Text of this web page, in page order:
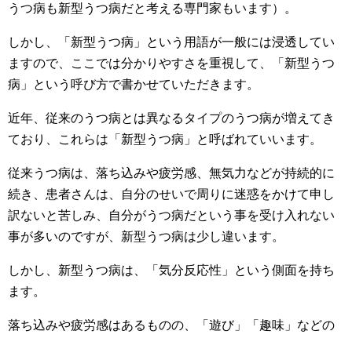
うつ病も新型うつ病だと考える専門家もいます）。
しかし、「新型うつ病」という用語が一般には浸透してい
ますので、ここでは分かりやすさを重視して、「新型うつ
病」という呼び方で書かせていただきます。
近年、従来のうつ病とは異なるタイプのうつ病が増えてき
ており、これらは「新型うつ病」と呼ばれていいます。
従来うつ病は、落ち込みや疲労感、無気力などが持続的に
続き、患者さんは、自分のせいで周りに迷惑をかけて申し
訳ないと苦しみ、自分がうつ病だという事を受け入れない
事が多いのですが、新型うつ病は少し違います。
しかし、新型うつ病は、「気分反応性」という側面を持ち
ます。
落ち込みや疲労感はあるものの、「遊び」「趣味」などの